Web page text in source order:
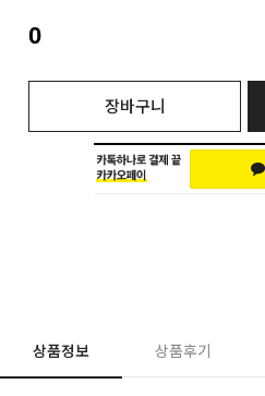
0
장바구니
상품정보 상품후기